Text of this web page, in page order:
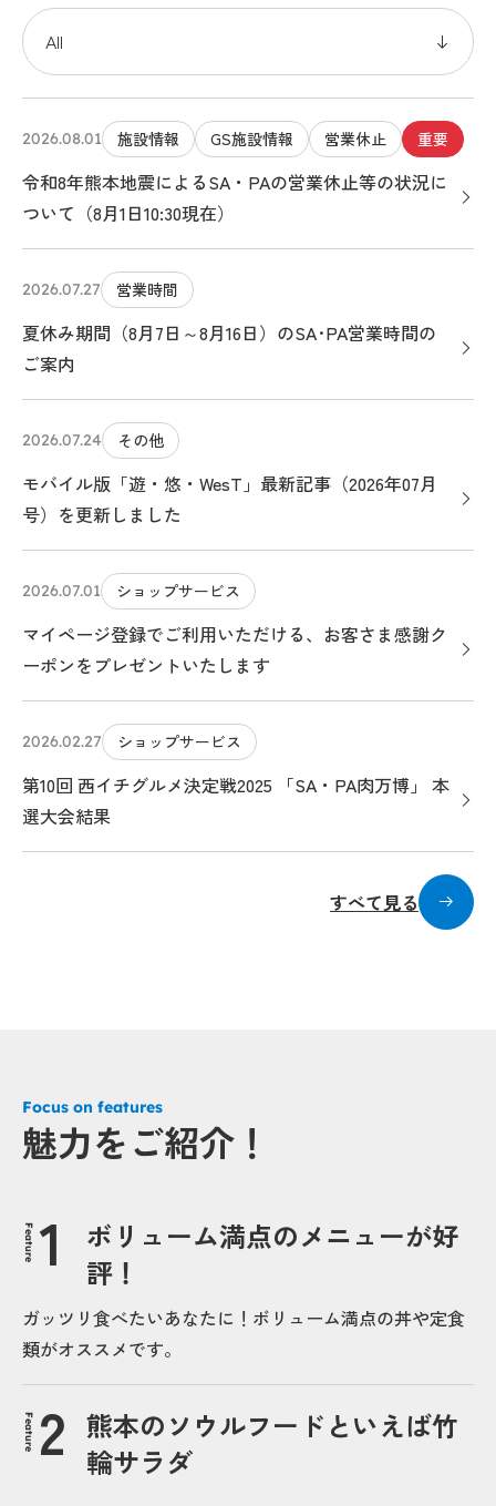
2026.08.01 施設情報 GS施設情報 営業休止 重要
令和8年熊本地震によるSA・PAの営業休止等の状況に
ついて（8月1日10:30現在）
2026.07.27 営業時間
夏休み期間（8月7日～8月16日）のSA･PA営業時間の
ご案内
2026.07.24 その他
モバイル版「遊・悠・WesT」最新記事（2026年07月
号）を更新しました
2026.07.01 ショップサービス
マイページ登録でご利用いただける、お客さま感謝ク
ーポンをプレゼントいたします
2026.02.27 ショップサービス
第10回 西イチグルメ決定戦2025 「SA・PA肉万博」 本
選大会結果
すべて見る
Focus on features
魅力をご紹介！
Feature
ボリューム満点のメニューが好
評！
ガッツリ食べたいあなたに！ボリューム満点の丼や定食
類がオススメです。
Feature
熊本のソウルフードといえば竹
輪サラダ